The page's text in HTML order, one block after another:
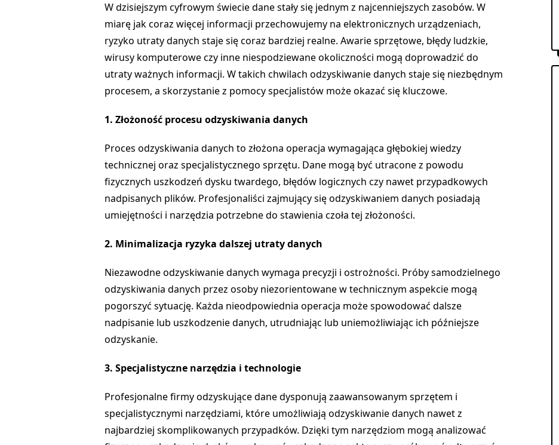
W dzisiejszym cyfrowym świecie dane stały się jednym z najcenniejszych zasobów. W
miarę jak coraz więcej informacji przechowujemy na elektronicznych urządzeniach,
ryzyko utraty danych staje się coraz bardziej realne. Awarie sprzętowe, błędy ludzkie,
wirusy komputerowe czy inne niespodziewane okoliczności mogą doprowadzić do
utraty ważnych informacji. W takich chwilach odzyskiwanie danych staje się niezbędnym
procesem, a skorzystanie z pomocy specjalistów może okazać się kluczowe.
1. Złożoność procesu odzyskiwania danych
Proces odzyskiwania danych to złożona operacja wymagająca głębokiej wiedzy
technicznej oraz specjalistycznego sprzętu. Dane mogą być utracone z powodu
fizycznych uszkodzeń dysku twardego, błędów logicznych czy nawet przypadkowych
nadpisanych plików. Profesjonaliści zajmujący się odzyskiwaniem danych posiadają
umiejętności i narzędzia potrzebne do stawienia czoła tej złożoności.
2. Minimalizacja ryzyka dalszej utraty danych
Niezawodne odzyskiwanie danych wymaga precyzji i ostrożności. Próby samodzielnego
odzyskiwania danych przez osoby niezorientowane w technicznym aspekcie mogą
pogorszyć sytuację. Każda nieodpowiednia operacja może spowodować dalsze
nadpisanie lub uszkodzenie danych, utrudniając lub uniemożliwiając ich późniejsze
odzyskanie.
3. Specjalistyczne narzędzia i technologie
Profesjonalne firmy odzyskujące dane dysponują zaawansowanym sprzętem i
specjalistycznymi narzędziami, które umożliwiają odzyskiwanie danych nawet z
najbardziej skomplikowanych przypadków. Dzięki tym narzędziom mogą analizować